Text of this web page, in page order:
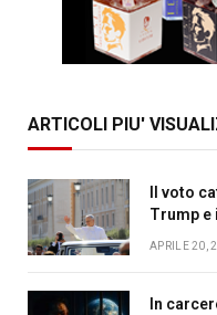
ARTICOLI PIU'
Il voto
Trump e
APRILE 20,
In